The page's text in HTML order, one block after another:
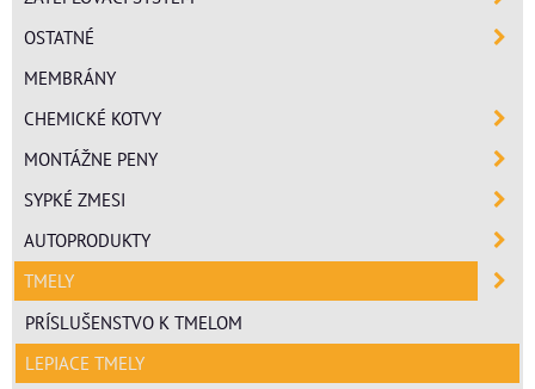
OSTATNÉ
MEMBRÁNY
CHEMICKÉ KOTVY
MONTÁŽNE PENY
SYPKÉ ZMESI
AUTOPRODUKTY
TMELY
PRÍSLUŠENSTVO K TMELOM
LEPIACE TMELY